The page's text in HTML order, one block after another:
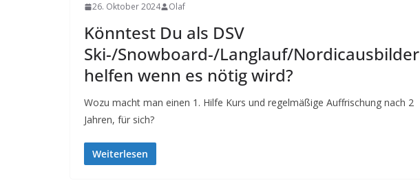
26. Oktober 2024 Olaf
Könntest Du als DSV
Ski-/Snowboard-/Langlauf/Nordicausbilder
helfen wenn es nötig wird?
Wozu macht man einen 1. Hilfe Kurs und regelmäßige Auffrischung nach 2
Jahren, für sich?
Weiterlesen